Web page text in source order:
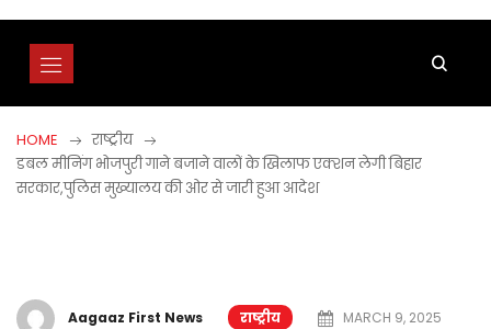
HOME
राष्ट्रीय
डबल मीनिंग भोजपुरी गाने बजाने वालों के खिलाफ एक्शन लेगी बिहार
सरकार,पुलिस मुख्यालय की ओर से जारी हुआ आदेश
Aagaaz First News राष्ट्रीय
MARCH 9, 2025